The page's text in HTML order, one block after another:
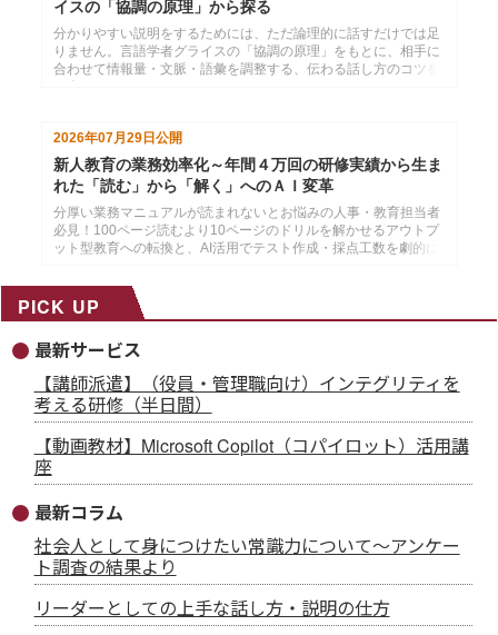
イスの「協調の原理」から探る
分かりやすい説明をするためには、ただ論理的に話すだけでは足
りません。言語学者グライスの「協調の原理」をもとに、相手に
合わせて情報量・文脈・語彙を調整する、伝わる話し方のコツを
2026年07月29日公開
新人教育の業務効率化～年間４万回の研修実績から生ま
れた「読む」から「解く」へのＡＩ変革
分厚い業務マニュアルが読まれないとお悩みの人事・教育担当者
必見！100ページ読むより10ページのドリルを解かせるアウトプ
ット型教育への転換と、AI活用でテスト作成・採点工数を劇的に
PICK UP
最新サービス
【講師派遣】（役員・管理職向け）インテグリティを
考える研修（半日間）
【動画教材】Microsoft Copilot（コパイロット）活用講
座
最新コラム
社会人として身につけたい常識力について～アンケー
ト調査の結果より
リーダーとしての上手な話し方・説明の仕方